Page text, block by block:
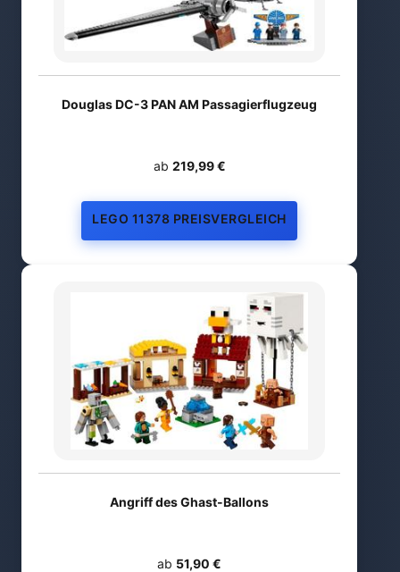
Douglas DC-3 PAN AM Passagierflugzeug
ab 219,99 €
LEGO 11378 PREISVERGLEICH
Angriff des Ghast-Ballons
ab 51,90 €